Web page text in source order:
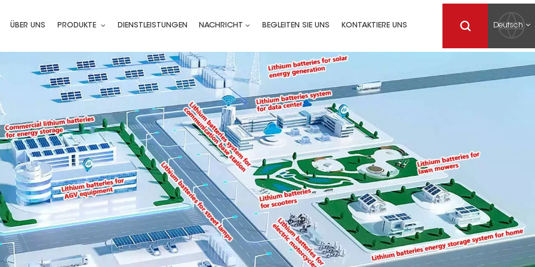
ÜBER UNS PRODUKTE DIENSTLEISTUNGEN NACHRICHT BEGLEITEN SIE UNS KONTAKTIERE UNS Deutsch